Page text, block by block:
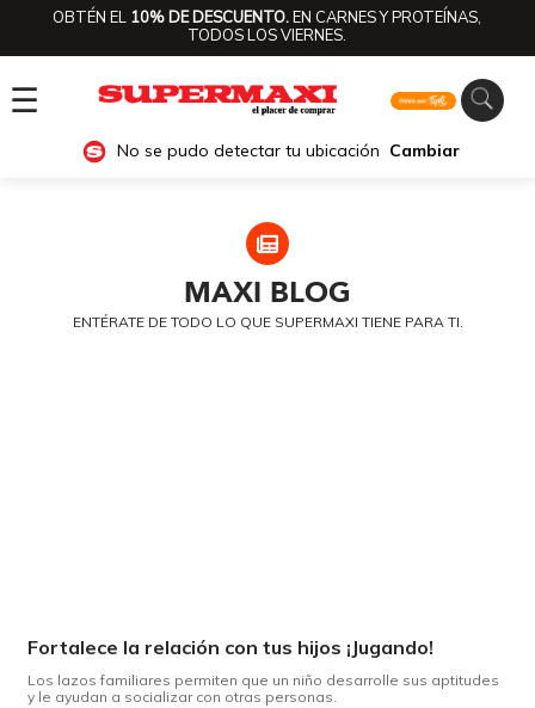
OBTÉN EL 10% DE DESCUENTO.EN CARNES Y PROTEÍNAS,
TODOS LOS VIERNES.
☰
No se pudo detectar tu ubicación Cambiar
MAXI BLOG
ENTÉRATE DE TODO LO QUE SUPERMAXI TIENE PARA TI.
Fortalece la relación con tus hijos ¡Jugando!
Los lazos familiares permiten que un niño desarrolle sus aptitudes
y le ayudan a socializar con otras personas.